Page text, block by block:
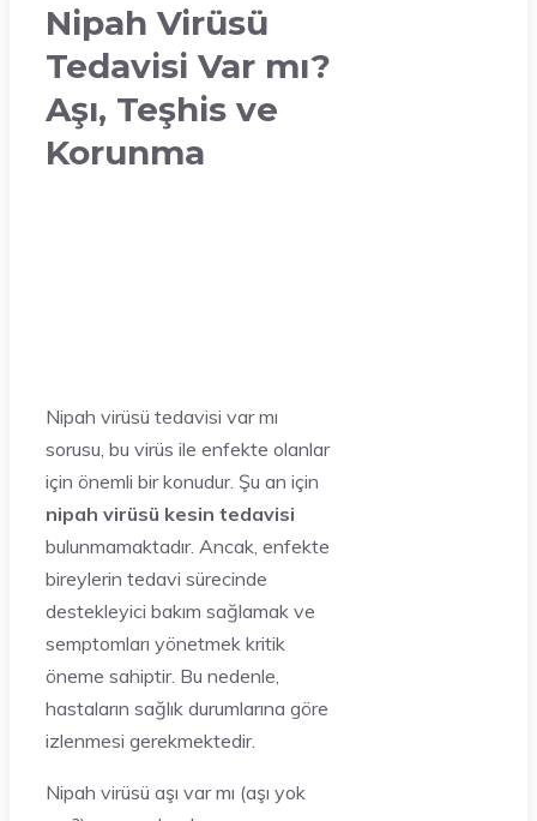
Nipah Virüsü
Tedavisi Var mı?
Aşı, Teşhis ve
Korunma
Nipah virüsü tedavisi var mı
sorusu, bu virüs ile enfekte olanlar
için önemli bir konudur. Şu an için
nipah virüsü kesin tedavisi
bulunmamaktadır. Ancak, enfekte
bireylerin tedavi sürecinde
destekleyici bakım sağlamak ve
semptomları yönetmek kritik
öneme sahiptir. Bu nedenle,
hastaların sağlık durumlarına göre
izlenmesi gerekmektedir.
Nipah virüsü aşı var mı (aşı yok